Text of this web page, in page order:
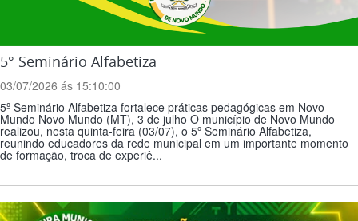
5° Seminário Alfabetiza
03/07/2026 ás 15:10:00
5º Seminário Alfabetiza fortalece práticas pedagógicas em Novo
Mundo Novo Mundo (MT), 3 de julho O município de Novo Mundo
realizou, nesta quinta-feira (03/07), o 5º Seminário Alfabetiza,
reunindo educadores da rede municipal em um importante momento
de formação, troca de experiê...